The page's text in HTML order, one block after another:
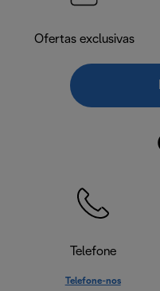
Ofertas exclusivas
Telefone
Telefone-nos